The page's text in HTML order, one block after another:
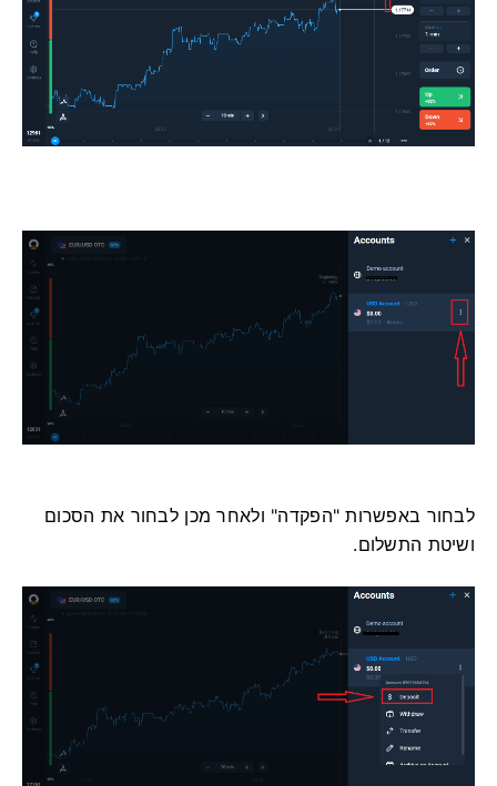
לבחור באפשרות "הפקדה" ולאחר מכן לבחור את הסכום
ושיטת התשלום.